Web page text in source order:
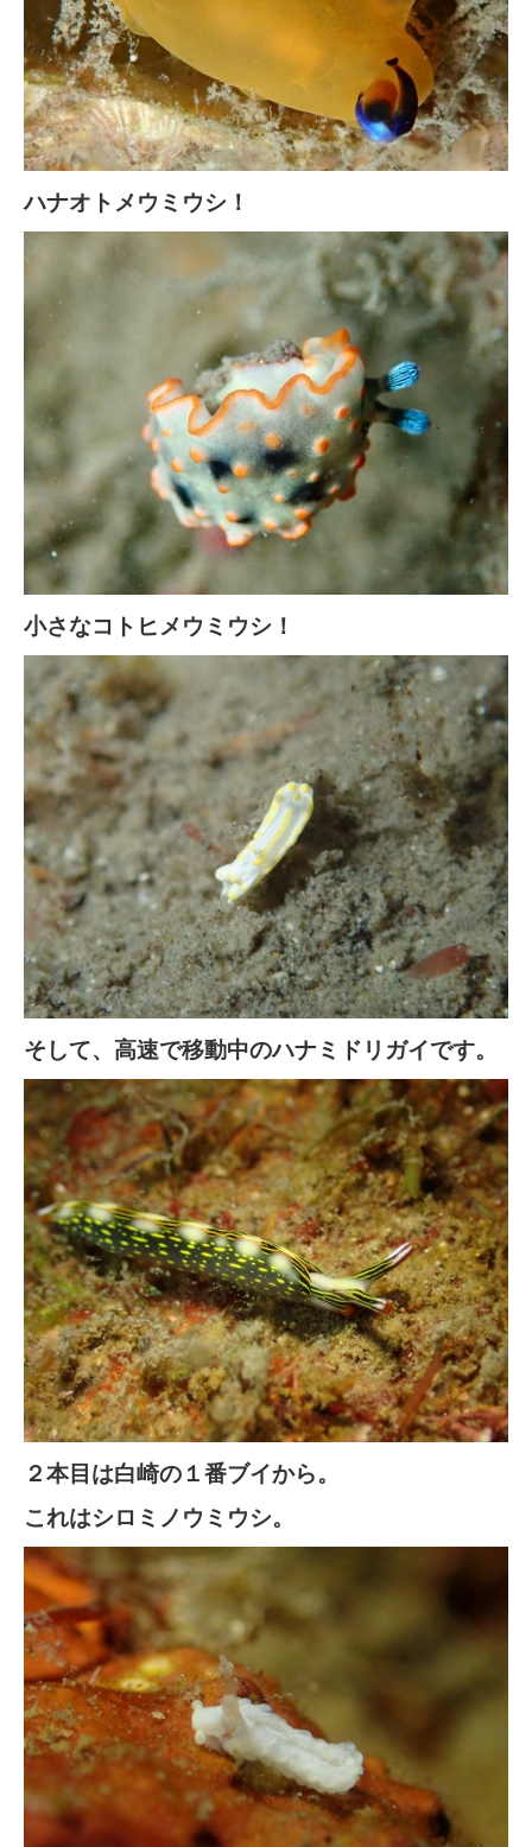
ハナオトメウミウシ！
小さなコトヒメウミウシ！
そして、高速で移動中のハナミドリガイです。
２本目は白崎の１番ブイから。
これはシロミノウミウシ。